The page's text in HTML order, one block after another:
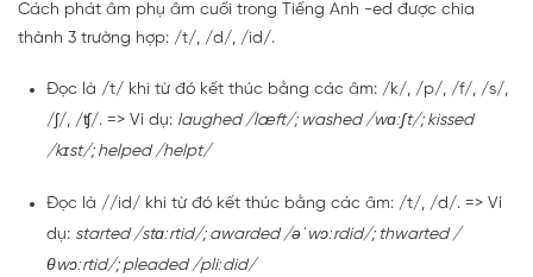
Cách phát âm phụ âm cuối trong Tiếng Anh -ed được chia
thành 3 trường hợp: /t/, /d/, /id/.
Đọc là /t/ khi từ đó kết thúc bằng các âm: /k/, /p/, /f/, /s/,
/ʃ/, /ʧ/. => Ví dụ: laughed /læft/; washed /wɑːʃt/; kissed
/kɪst/; helped /helpt/
Đọc là //id/ khi từ đó kết thúc bằng các âm: /t/, /d/. => Ví
dụ: started /stɑːrtid/; awarded /əˈwɔːrdid/; thwarted /
θwɔːrtid/; pleaded /pliːdid/